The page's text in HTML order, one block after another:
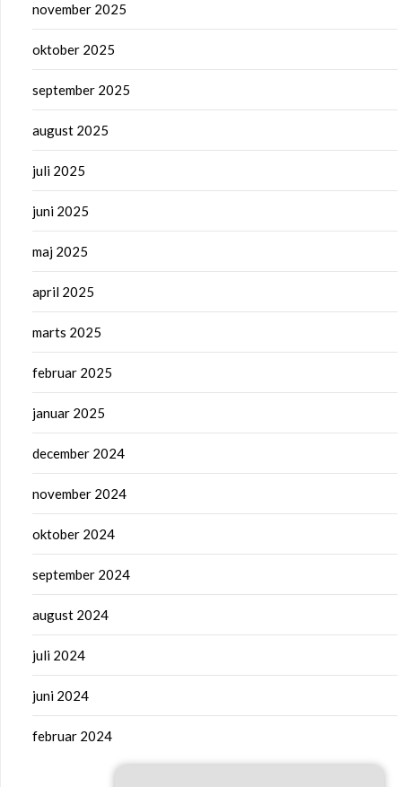
november 2025
oktober 2025
september 2025
august 2025
juli 2025
juni 2025
maj 2025
april 2025
marts 2025
februar 2025
januar 2025
december 2024
november 2024
oktober 2024
september 2024
august 2024
juli 2024
juni 2024
februar 2024